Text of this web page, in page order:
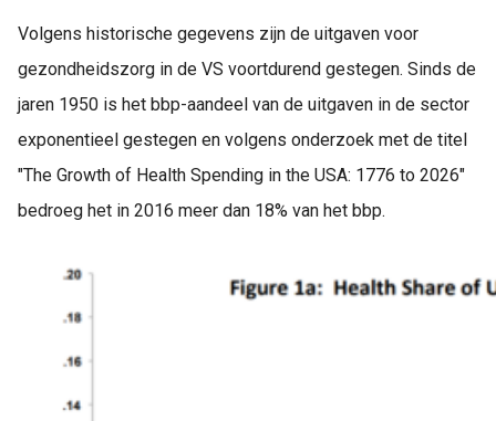
Volgens historische gegevens zijn de uitgaven voor
gezondheidszorg in de VS voortdurend gestegen. Sinds de
jaren 1950 is het bbp-aandeel van de uitgaven in de sector
exponentieel gestegen en volgens onderzoek met de titel
"The Growth of Health Spending in the USA: 1776 to 2026"
bedroeg het in 2016 meer dan 18% van het bbp.